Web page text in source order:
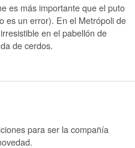
es más importante que el puto
es un error). En el Metrópoli de
en el pabellón de
de cerdos.
para ser la compañía